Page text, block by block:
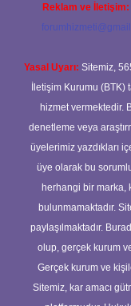
Reklam ve İletişim:
Yasal Uyarı: Sitemiz,
İletişim Kurumu (BTK)
hizmet vermektedir.
denetleme veya
üyelerimiz yazdıkları
üye olarak bu
herhangi bir marka,
bulunmamaktadır.
paylaşılmaktadır.
olup, gerçek kurum
Gerçek kurum ve
Sitemiz, kar amacı